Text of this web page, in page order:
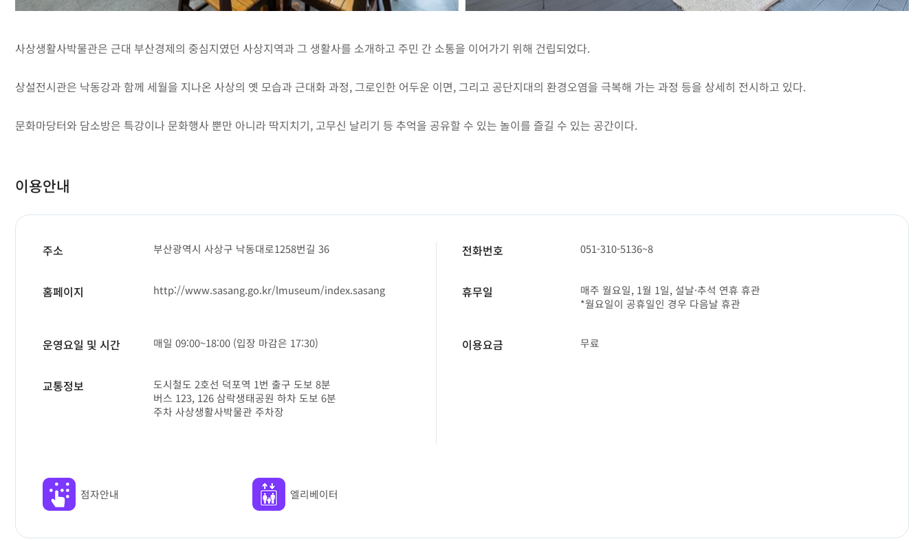
사상생활사박물관은 근대 부산경제의 중심지였던 사상지역과 그 생활사를 소개하고 주민 간 소통을 이어가기 위해 건립되었다.
상설전시관은 낙동강과 함께 세월을 지나온 사상의 옛 모습과 근대화 과정, 그로인한 어두운 이면, 그리고 공단지대의 환경오염을 극복해 가는 과정 등을 상세히 전시하고 있다.
문화마당터와 담소방은 특강이나 문화행사 뿐만 아니라 딱지치기, 고무신 날리기 등 추억을 공유할 수 있는 놀이를 즐길 수 있는 공간이다.
이용안내
주소 부산광역시 사상구 낙동대로1258번길 36 전화번호 051-310-5136~8
홈페이지 http://www.sasang.go.kr/lmuseum/index.sasang 휴무일
매주 월요일, 1월 1일, 설날·추석 연휴 휴관
*월요일이 공휴일인 경우 다음날 휴관
운영요일 및 시간 매일 09:00~18:00 (입장 마감은 17:30) 이용요금 무료
교통정보
도시철도 2호선 덕포역 1번 출구 도보 8분
버스 123, 126 삼락생태공원 하차 도보 6분
주차 사상생활사박물관 주차장
점자안내 엘리베이터